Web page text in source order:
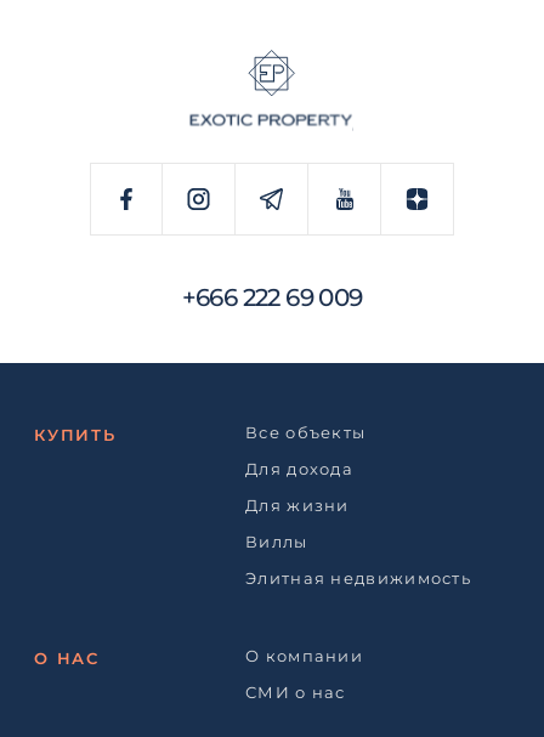
+666 222 69 009
КУПИТЬ
Все объекты
Для дохода
Для жизни
Виллы
Элитная недвижимость
О НАС
О компании
СМИ о нас